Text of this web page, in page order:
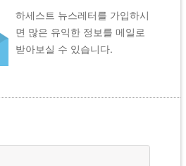
하세스트 뉴스레터를 가입하시
면 많은 유익한 정보를 메일로
받아보실 수 있습니다.